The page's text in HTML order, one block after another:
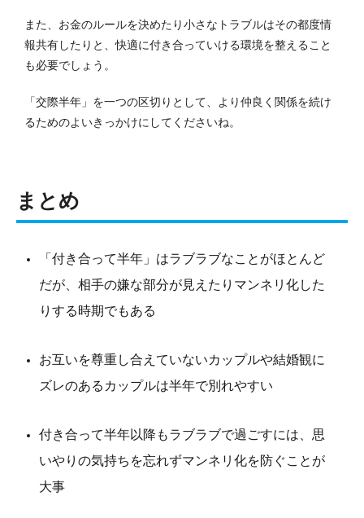
また、お金のルールを決めたり小さなトラブルはその都度情
報共有したりと、快適に付き合っていける環境を整えること
も必要でしょう。
「交際半年」を一つの区切りとして、より仲良く関係を続け
るためのよいきっかけにしてくださいね。
まとめ
「付き合って半年」はラブラブなことがほとんど
だが、相手の嫌な部分が見えたりマンネリ化した
りする時期でもある
お互いを尊重し合えていないカップルや結婚観に
ズレのあるカップルは半年で別れやすい
付き合って半年以降もラブラブで過ごすには、思
いやりの気持ちを忘れずマンネリ化を防ぐことが
大事